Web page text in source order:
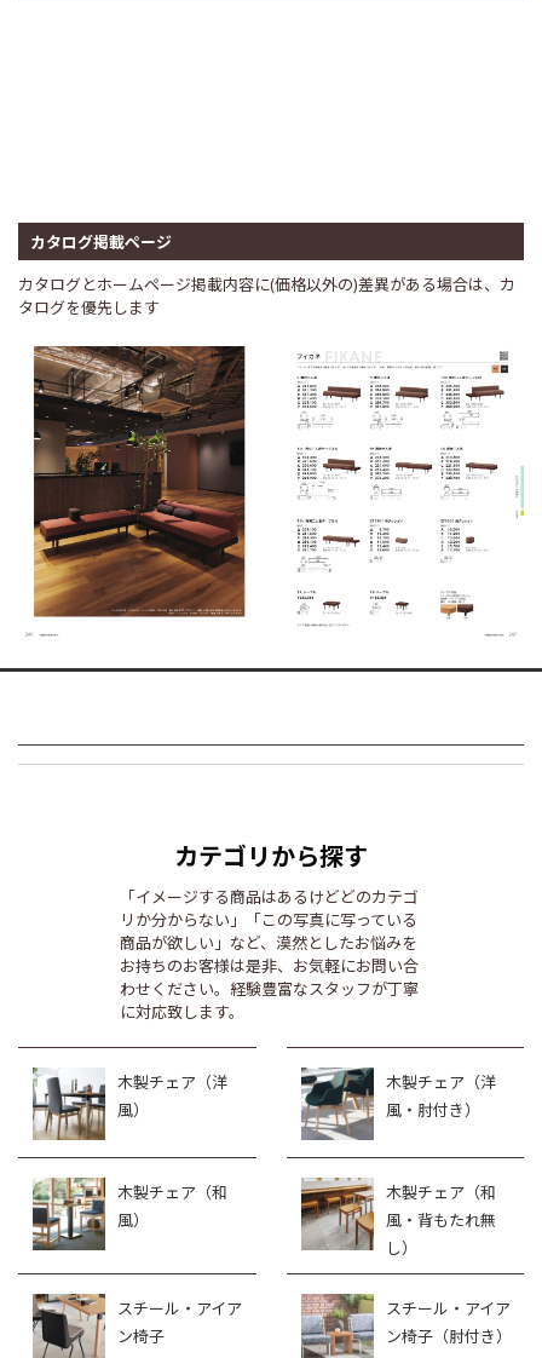
カタログ掲載ページ
カタログとホームページ掲載内容に(価格以外の)差異がある場合は、カ
タログを優先します
カテゴリから探す
「イメージする商品はあるけどどのカテゴ
リか分からない」「この写真に写っている
商品が欲しい」など、漠然としたお悩みを
お持ちのお客様は是非、お気軽にお問い合
わせください。経験豊富なスタッフが丁寧
に対応致します。
木製チェア（洋
風）
木製チェア（洋
風・肘付き）
木製チェア（和
風）
木製チェア（和
風・背もたれ無
し）
スチール・アイア
ン椅子
スチール・アイア
ン椅子（肘付き）